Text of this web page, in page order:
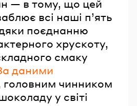
— в тому, що цей
всі наші п’ять
поєднанню
хрускоту,
смаку
даними
головним чинником
у світі